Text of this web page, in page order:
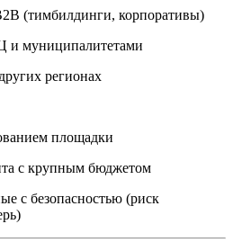
(тимбилдинги, корпоративы)
и муниципалитетами
регионах
площадки
с крупным бюджетом
с безопасностью (риск